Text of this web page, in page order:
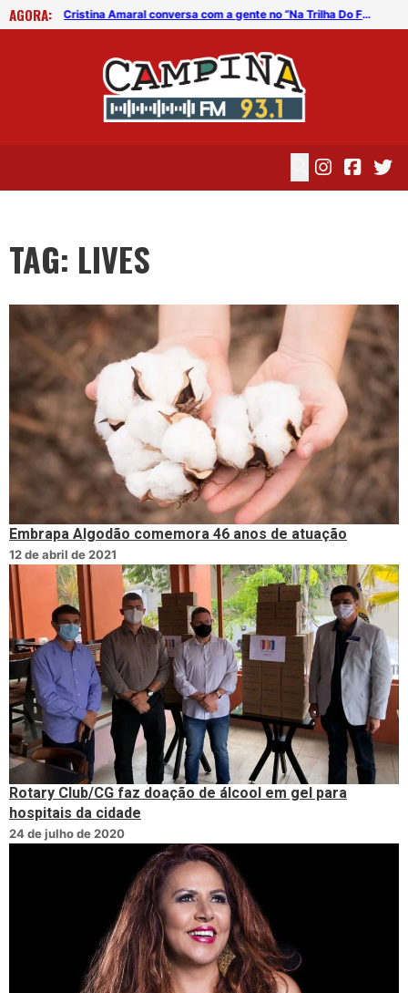
AGORA:
Rotary Club/CG faz doação de álcool em gel para hospitais da cidade Cristina Amaral conversa com a gente no “Na Trilha Do Forró”
TAG: LIVES
Embrapa Algodão comemora 46 anos de atuação
12 de abril de 2021
Rotary Club/CG faz doação de álcool em gel para
hospitais da cidade
24 de julho de 2020